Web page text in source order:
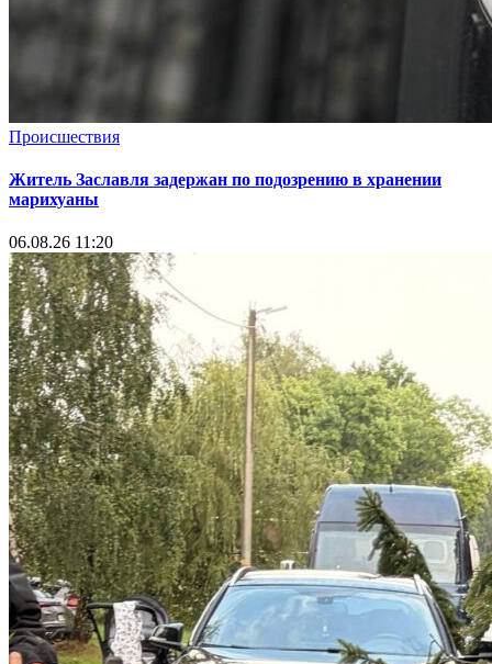
Происшествия
Житель Заславля задержан по подозрению в хранении
марихуаны
06.08.26 11:20